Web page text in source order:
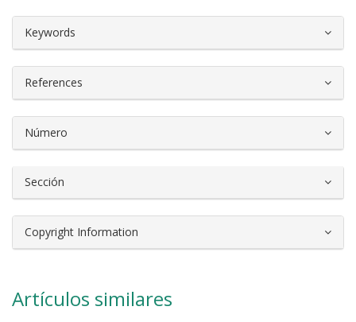
Keywords
References
Número
Sección
Copyright Information
Artículos similares